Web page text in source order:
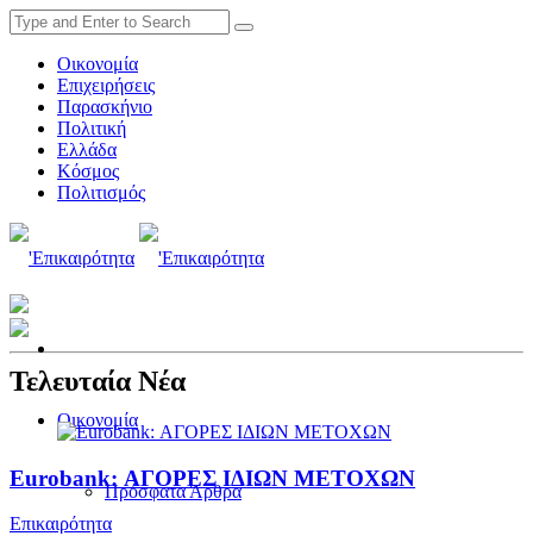
Οικονομία
Επιχειρήσεις
Παρασκήνιο
Πολιτική
Ελλάδα
Κόσμος
Πολιτισμός
Οικονομία
Πρόσφατα Άρθρα
Τελευταία Νέα
Eurobank: ΑΓΟΡΕΣ ΙΔΙΩΝ ΜΕΤΟΧΩΝ
Επικαιρότητα